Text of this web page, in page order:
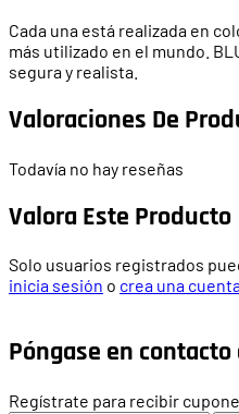
Cada una está realizada en
más utilizado en el mundo.
segura y realista.
Valoraciones De
Todavía no hay reseñas
Valora Este Producto
Solo usuarios registrados
inicia sesión o crea una
Póngase en
Regístrate para recibir